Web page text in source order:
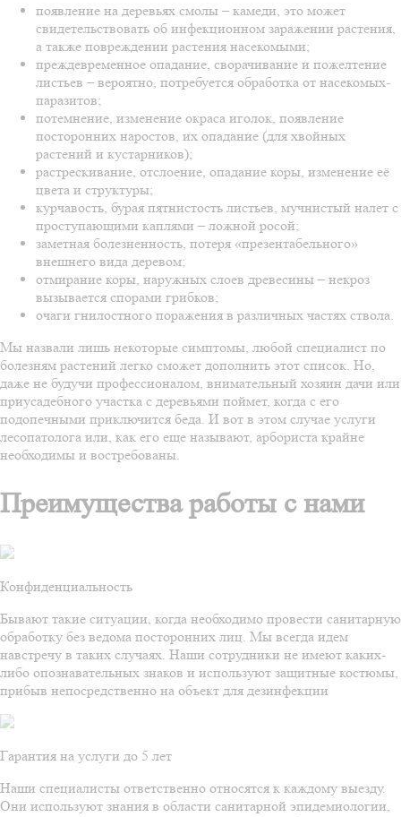
появление на деревьях смолы – камеди, это может
свидетельствовать об инфекционном заражении растения,
а также повреждении растения насекомыми;
преждевременное опадание, сворачивание и пожелтение
листьев – вероятно, потребуется обработка от насекомых-
паразитов;
потемнение, изменение окраса иголок, появление
посторонних наростов, их опадание (для хвойных
растений и кустарников);
растрескивание, отслоение, опадание коры, изменение её
цвета и структуры;
курчавость, бурая пятнистость листьев, мучнистый налет с
проступающими каплями – ложной росой;
заметная болезненность, потеря «презентабельного»
внешнего вида деревом;
отмирание коры, наружных слоев древесины – некроз
вызывается спорами грибков;
очаги гнилостного поражения в различных частях ствола.
Мы назвали лишь некоторые симптомы, любой специалист по
болезням растений легко сможет дополнить этот список. Но,
даже не будучи профессионалом, внимательный хозяин дачи или
приусадебного участка с деревьями поймет, когда с его
подопечными приключится беда. И вот в этом случае услуги
лесопатолога или, как его еще называют, арбориста крайне
необходимы и востребованы.
Преимущества работы с нами
Конфиденциальность
Бывают такие ситуации, когда необходимо провести санитарную
обработку без ведома посторонних лиц. Мы всегда идем
навстречу в таких случаях. Наши сотрудники не имеют каких-
либо опознавательных знаков и используют защитные костюмы,
прибыв непосредственно на объект для дезинфекции
Гарантия на услуги до 5 лет
Наши специалисты ответственно относятся к каждому выезду.
Они используют знания в области санитарной эпидемиологии,